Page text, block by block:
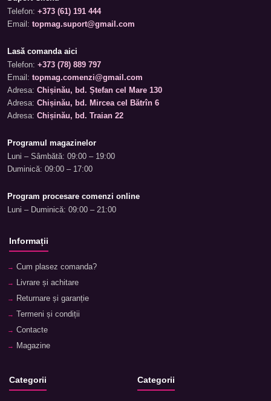
Telefon: +373 (61) 191 444
Email: topmag.suport@gmail.com
Lasă comanda aici
Telefon: +373 (78) 889 797
Email: topmag.comenzi@gmail.com
Adresa: Chișinău, bd. Ștefan cel Mare 130
Adresa: Chișinău, bd. Mircea cel Bătrîn 6
Adresa: Chișinău, bd. Traian 22
Programul magazinelor
Luni – Sâmbătă: 09:00 – 19:00
Duminică: 09:00 – 17:00
Program procesare comenzi online
Luni – Duminică: 09:00 – 21:00
Informații
Cum plasez comanda?
Livrare și achitare
Returnare și garanție
Termeni și condiții
Contacte
Magazine
Categorii Categorii